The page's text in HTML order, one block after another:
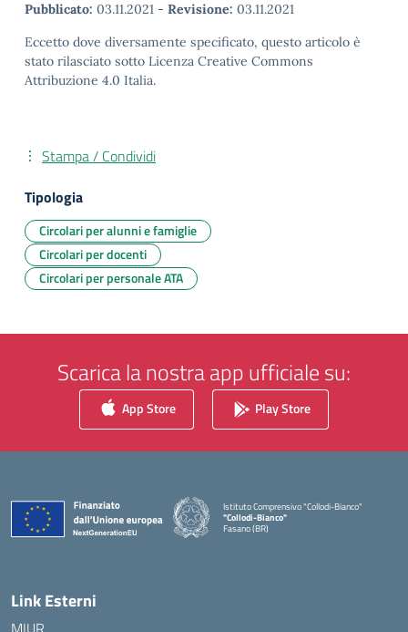
Pubblicato: 03.11.2021 - Revisione: 03.11.2021
Eccetto dove diversamente specificato, questo articolo è
stato rilasciato sotto Licenza Creative Commons
Attribuzione 4.0 Italia.
Stampa / Condividi
Tipologia
Circolari per alunni e famiglie
Circolari per docenti
Circolari per personale ATA
Scarica la nostra app ufficiale su:
App Store Play Store
Istituto Comprensivo "Collodi-Bianco"
"Collodi-Bianco"
Fasano (BR)
Link Esterni